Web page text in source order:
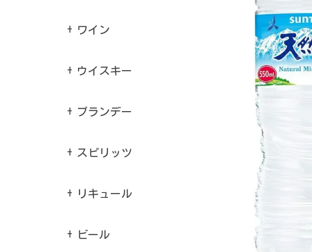
ワイン
ウイスキー
ブランデー
スピリッツ
リキュール
ビール